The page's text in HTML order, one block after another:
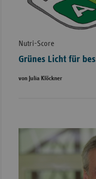
Nutri-Score
Grünes Licht für
von Julia Klöckner